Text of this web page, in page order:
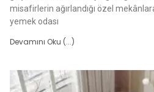
misafirlerin ağırlandığı özel
yemek odası
Devamını Oku (...)